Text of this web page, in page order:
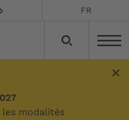
FR
modalités